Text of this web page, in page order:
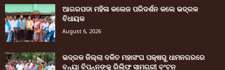
ଆଗରପଡା ମହିଳା କଲେଜ ପରିଦର୍ଶନ କଲେ ଭଦ୍ରକ
ବିଧାୟକ
August 6, 2026
ଭଦ୍ରକ ଜିଲ୍ଲା ଦଳିତ ମହାସଂଘ ପକ୍ଷରୁ ଧାମନଗରରେ
ବନ୍ୟା ବିପନ୍ନଙ୍କୁ ରିଲିଫ ସାମଗ୍ରୀ ବଂଟନ